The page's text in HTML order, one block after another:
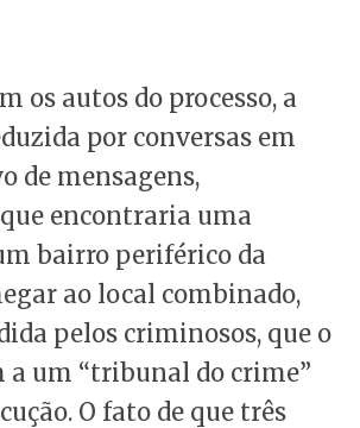
os autos do processo, a
por conversas em
de mensagens,
encontraria uma
bairro periférico da
ao local combinado,
pelos criminosos, que o
a um “tribunal do crime”
O fato de que três